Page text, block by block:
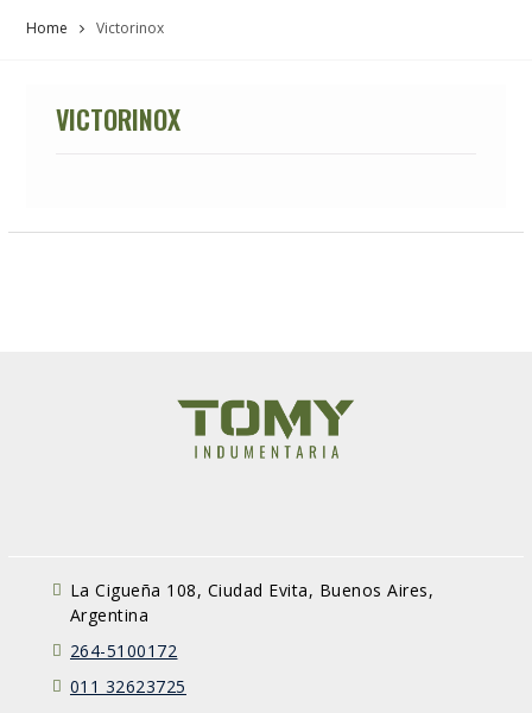
Home Victorinox
VICTORINOX
La Cigueña 108, Ciudad Evita, Buenos Aires,
Argentina
264-5100172
011 32623725